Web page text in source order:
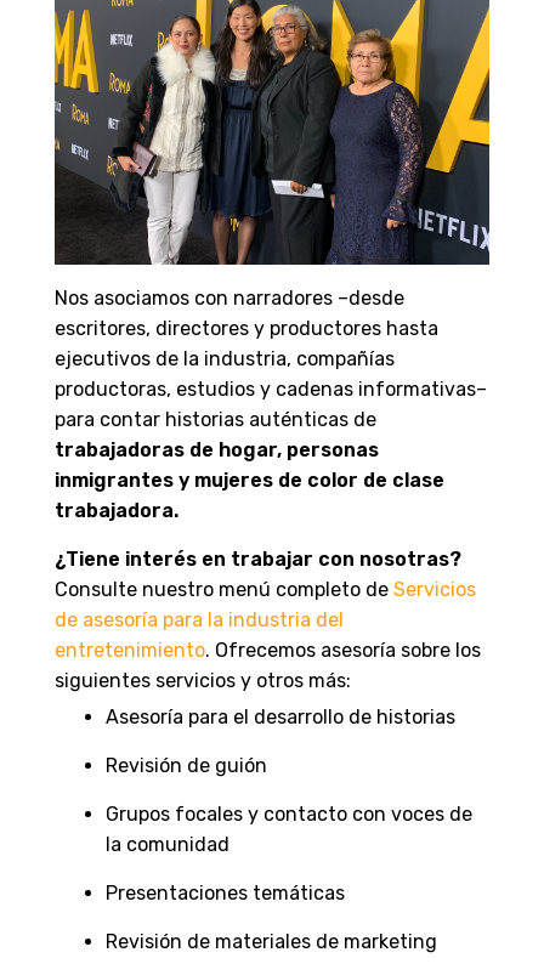
Nos asociamos con narradores –desde
escritores, directores y productores hasta
ejecutivos de la industria, compañías
productoras, estudios y cadenas informativas–
para contar historias auténticas de
trabajadoras de hogar, personas
inmigrantes y mujeres de color de clase
trabajadora.
¿Tiene interés en trabajar con nosotras?
Consulte nuestro menú completo de Servicios
de asesoría para la industria del
entretenimiento. Ofrecemos asesoría sobre los
siguientes servicios y otros más:
Asesoría para el desarrollo de historias
Revisión de guión
Grupos focales y contacto con voces de
la comunidad
Presentaciones temáticas
Revisión de materiales de marketing